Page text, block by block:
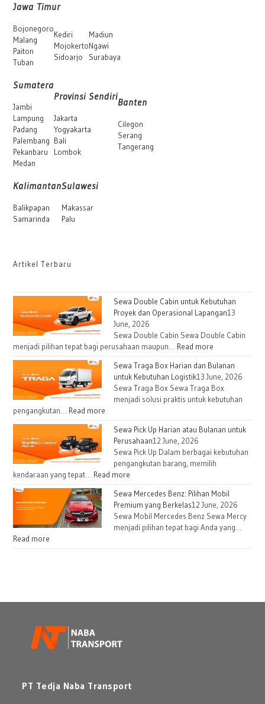
Jawa Timur
Bojonegoro
Malang
Paiton
Tuban
Kediri
Mojokerto
Sidoarjo
Madiun
Ngawi
Surabaya
Sumatera
Jambi
Lampung
Padang
Palembang
Pekanbaru
Medan
Provinsi Sendiri
Jakarta
Yogyakarta
Bali
Lombok
Banten
Cilegon
Serang
Tangerang
Kalimantan
Balikpapan
Samarinda
Sulawesi
Makassar
Palu
Artikel Terbaru
Sewa Double Cabin untuk Kebutuhan
Proyek dan Operasional Lapangan13
June, 2026
Sewa Double Cabin Sewa Double Cabin
menjadi pilihan tepat bagi perusahaan maupun… Read more
Double
Cabin
untuk
dan
Lapangan
Sewa Traga Box Harian dan Bulanan
untuk Kebutuhan Logistik13 June, 2026
Sewa Traga Box Sewa Traga Box
menjadi solusi praktis untuk kebutuhan
pengangkutan… Read more
Traga
Box
Harian
dan
untuk
Kebutuhan
Logistik
Sewa Pick Up Harian atau Bulanan untuk
Perusahaan12 June, 2026
Sewa Pick Up Dalam berbagai kebutuhan
pengangkutan barang, memilih
kendaraan yang tepat… Read more
Pick
Up
Harian
Sewa Mercedes Benz: Pilihan Mobil
Premium yang Berkelas12 June, 2026
Sewa Mobil Mercedes Benz Sewa Mercy
menjadi pilihan tepat bagi Anda yang…
Read more
Mobil
yang
Berkelas
PT Tedja Naba Transport